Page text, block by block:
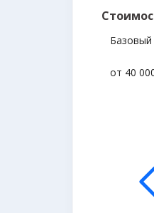
Базовый
от 40